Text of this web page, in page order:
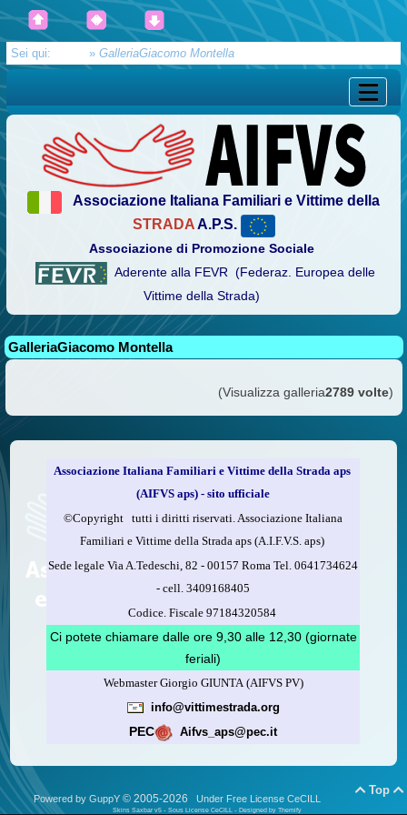
Sei qui: » GalleriaGiacomo Montella
Associazione Italiana Familiari e Vittime della
STRADAA.P.S.
Associazione di Promozione Sociale
Aderente alla FEVR (Federaz. Europea delle
Vittime della Strada)
GalleriaGiacomo Montella
(Visualizza galleria2789 volte)
Associazione Italiana Familiari e Vittime della Strada aps
(AIFVS aps) - sito ufficiale
©​Copyright tutti i diritti riservati. Associazione Italiana
Familiari e Vittime della Strada aps (A.I.F.V.S. aps)
Sede legale Via A.Tedeschi, 82 - 00157 Roma Tel. 0641734624
-cell.3409168405
Codice. Fiscale 97184320584
Ci potete chiamare dalle ore 9,30 alle 12,30 (giornate
feriali)
Webmaster Giorgio GIUNTA (AIFVS PV)
info@vittimestrada.org
PEC Aifvs_aps@pec.it
Top 
Powered by GuppY © 2005-2026 Under Free License CeCILL
Skins Saxbar v5 - Sous License CeCILL - Designed by Themify